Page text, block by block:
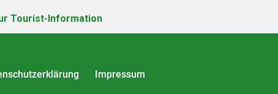
Tourist-Information
Impressum